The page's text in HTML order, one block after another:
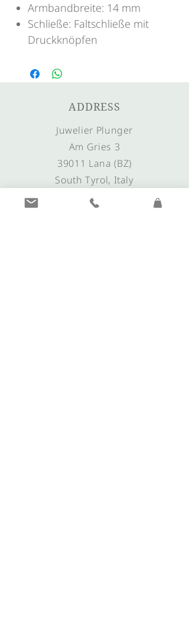
Armbandbreite: 14 mm
Schließe: Faltschließe mit
Druckknöpfen
ADDRESS
Juwelier Plunger
Am Gries 3
39011 Lana (BZ)
South Tyrol, Italy